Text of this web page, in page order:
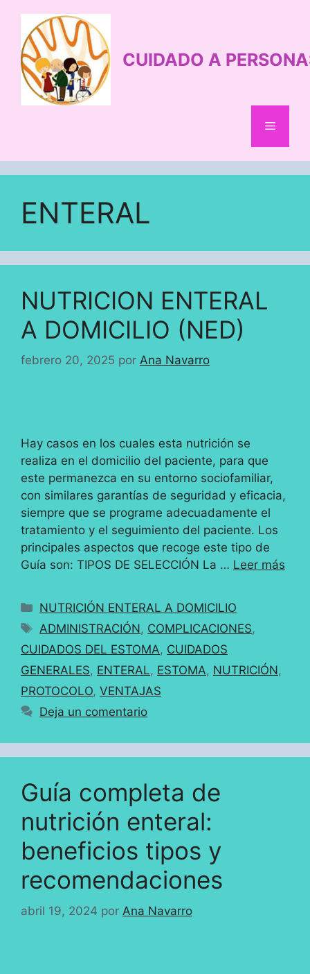
contenido
CUIDADO A
Menú
ENTERAL
NUTRICION ENTERAL
A DOMICILIO (NED)
febrero 20, 2025 por Ana Navarro
Hay casos en los cuales esta nutrición se
realiza en el domicilio del paciente, para que
este permanezca en su entorno sociofamiliar,
con similares garantías de seguridad y eficacia,
siempre que se programe adecuadamente el
tratamiento y el seguimiento del paciente. Los
principales aspectos que recoge este tipo de
Guía son: TIPOS DE SELECCIÓN La … Leer más
Categorías
NUTRICIÓN ENTERAL A DOMICILIO
Etiquetas
ADMINISTRACIÓN, COMPLICACIONES,
CUIDADOS DEL ESTOMA, CUIDADOS
GENERALES, ENTERAL, ESTOMA, NUTRICIÓN,
PROTOCOLO, VENTAJAS
Deja un comentario
Guía completa de
nutrición enteral:
beneficios tipos y
recomendaciones
abril 19, 2024 por Ana Navarro